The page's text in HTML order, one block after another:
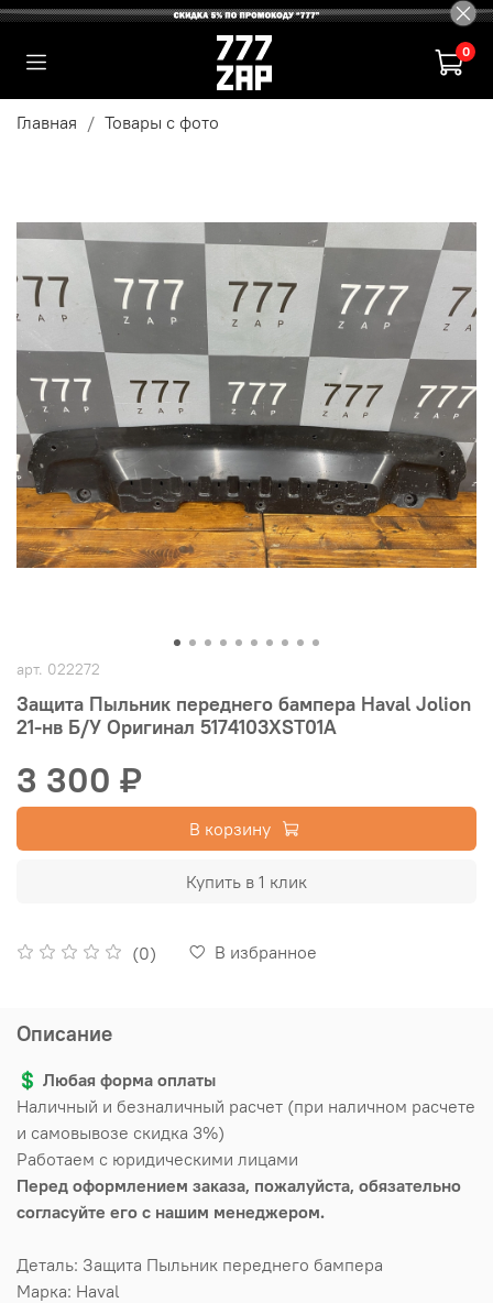
0
Главная Товары с фото
арт. 022272
Защита Пыльник переднего бампера Haval Jolion
21-нв Б/У Оригинал 5174103XST01A
(0) В избранное
3 300 ₽
В корзину
Купить в 1 клик
Описание
💲 Любая форма оплаты
Наличный и безналичный расчет (при наличном расчете
и самовывозе скидка 3%)
Работаем с юридическими лицами
Перед оформлением заказа, пожалуйста, обязательно
согласуйте его с нашим менеджером.
Деталь: Защита Пыльник переднего бампера
Марка: Haval